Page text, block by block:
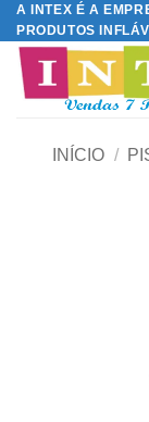
Skip
to
content
A INTEX É A
PRODUTOS
INÍCIO /